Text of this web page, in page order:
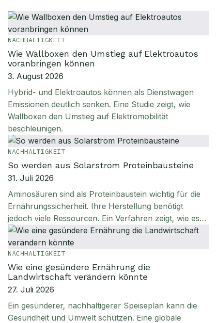
NACHHALTIGKEIT
Wie Wallboxen den Umstieg auf Elektroautos
voranbringen können
3. August 2026
Hybrid- und Elektroautos können als Dienstwagen
Emissionen deutlich senken. Eine Studie zeigt, wie
Wallboxen den Umstieg auf Elektromobilität
beschleunigen.
NACHHALTIGKEIT
So werden aus Solarstrom Proteinbausteine
31. Juli 2026
Aminosäuren sind als Proteinbaustein wichtig für die
Ernährungssicherheit. Ihre Herstellung benötigt
jedoch viele Ressourcen. Ein Verfahren zeigt, wie es…
NACHHALTIGKEIT
Wie eine gesündere Ernährung die
Landwirtschaft verändern könnte
27. Juli 2026
Ein gesünderer, nachhaltigerer Speiseplan kann die
Gesundheit und Umwelt schützen. Eine globale